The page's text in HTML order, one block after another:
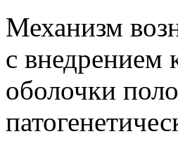
Механизм
с внедрением
оболочки